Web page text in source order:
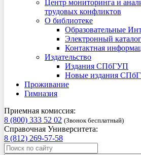
Центр мониторинга и
трудовых конфликтов
О библиотеке
Образовательные
Электронный каталог
Контактная
Издательство
Издания СПбГУП
Новые издания
Проживание
Гимназия
Приемная комиссия:
8 (800) 333 52 02 (Звонок бесплатный)
Справочная Университета:
8 (812) 269-57-58